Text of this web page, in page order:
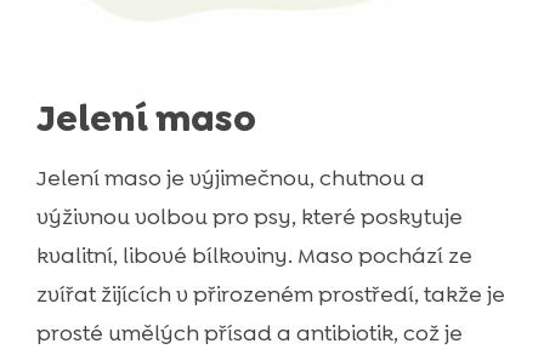
Jelení maso
Jelení maso je výjimečnou, chutnou a
výživnou volbou pro psy, které poskytuje
kvalitní, libové bílkoviny. Maso pochází ze
zvířat žijících v přirozeném prostředí, takže je
prosté umělých přísad a antibiotik, což je